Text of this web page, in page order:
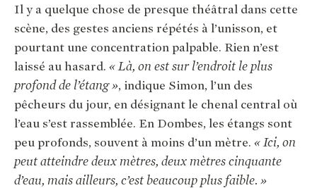
Il y a quelque chose de presque théâtral dans cette
scène, des gestes anciens répétés à l’unisson, et
pourtant une concentration palpable. Rien n’est
laissé au hasard. « Là, on est sur l’endroit le plus
profond de l’étang », indique Simon, l’un des
pêcheurs du jour, en désignant le chenal central où
l’eau s’est rassemblée. En Dombes, les étangs sont
peu profonds, souvent à moins d’un mètre. « Ici, on
peut atteindre deux mètres, deux mètres cinquante
d’eau, mais ailleurs, c’est beaucoup plus faible. »